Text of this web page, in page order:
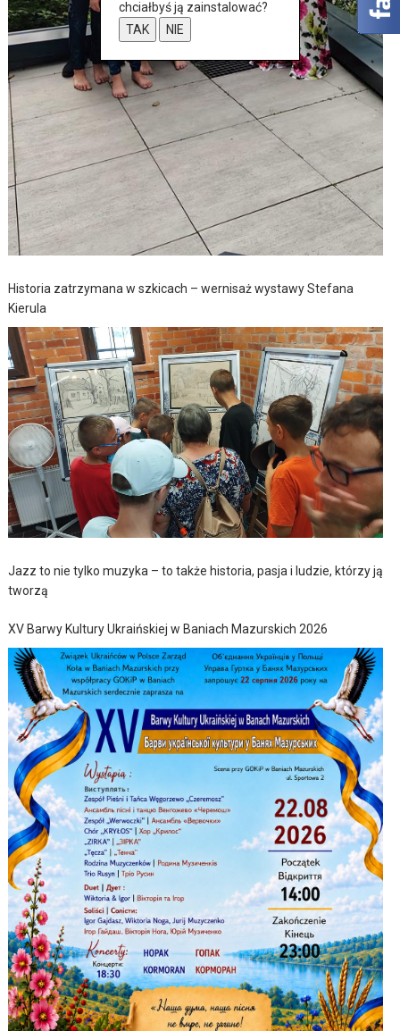
Historia zatrzymana w szkicach – wernisaż wystawy Stefana
Kierula
Jazz to nie tylko muzyka – to także historia, pasja i ludzie, którzy ją
tworzą
XV Barwy Kultury Ukraińskiej w Baniach Mazurskich 2026
chciałbyś ją zainstalować?
TAK
NIE